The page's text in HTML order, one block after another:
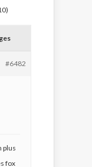
#6482
plus
fox